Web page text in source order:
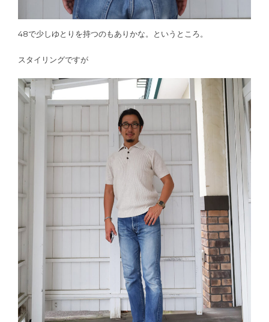
48で少しゆとりを持つのもありかな。というところ。
スタイリングですが